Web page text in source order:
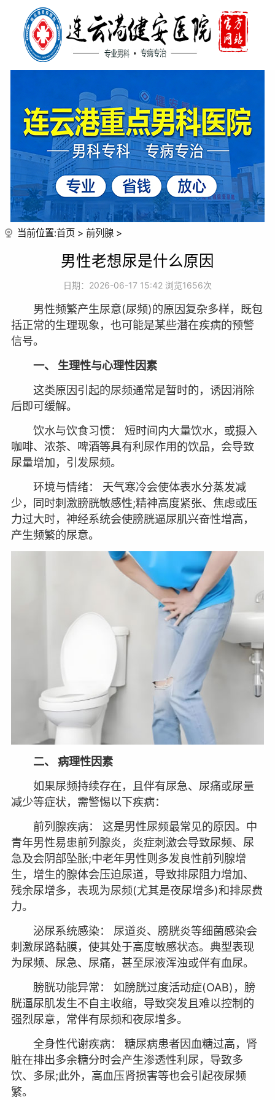
当前位置:首页 > 前列腺 >
男性老想尿是什么原因
日期：2026-06-17 15:42 浏览1656次
男性频繁产生尿意(尿频)的原因复杂多样，既包
括正常的生理现象，也可能是某些潜在疾病的预警
信号。
一、 生理性与心理性因素
这类原因引起的尿频通常是暂时的，诱因消除
后即可缓解。
饮水与饮食习惯： 短时间内大量饮水，或摄入
咖啡、浓茶、啤酒等具有利尿作用的饮品，会导致
尿量增加，引发尿频。
环境与情绪： 天气寒冷会使体表水分蒸发减
少，同时刺激膀胱敏感性;精神高度紧张、焦虑或压
力过大时，神经系统会使膀胱逼尿肌兴奋性增高，
产生频繁的尿意。
二、 病理性因素
如果尿频持续存在，且伴有尿急、尿痛或尿量
减少等症状，需警惕以下疾病：
前列腺疾病： 这是男性尿频最常见的原因。中
青年男性易患前列腺炎，炎症刺激会导致尿频、尿
急及会阴部坠胀;中老年男性则多发良性前列腺增
生，增生的腺体会压迫尿道，导致排尿阻力增加、
残余尿增多，表现为尿频(尤其是夜尿增多)和排尿费
力。
泌尿系统感染： 尿道炎、膀胱炎等细菌感染会
刺激尿路黏膜，使其处于高度敏感状态。典型表现
为尿频、尿急、尿痛，甚至尿液浑浊或伴有血尿。
膀胱功能异常： 如膀胱过度活动症(OAB)，膀
胱逼尿肌发生不自主收缩，导致突发且难以控制的
强烈尿意，常伴有尿频和夜尿增多。
全身性代谢疾病： 糖尿病患者因血糖过高，肾
脏在排出多余糖分时会产生渗透性利尿，导致多
饮、多尿;此外，高血压肾损害等也会引起夜尿频
繁。